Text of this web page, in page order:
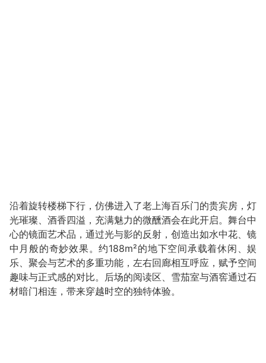
沿着旋转楼梯下行，仿佛进入了老上海百乐门的贵宾房，灯
光璀璨、酒香四溢，充满魅力的微醺酒会在此开启。舞台中
心的镜面艺术品，通过光与影的反射，创造出如水中花、镜
中月般的奇妙效果。约188m²的地下空间承载着休闲、娱
乐、聚会与艺术的多重功能，左右回廊相互呼应，赋予空间
趣味与正式感的对比。后场的阅读区、雪茄室与酒窖通过石
材暗门相连，带来穿越时空的独特体验。